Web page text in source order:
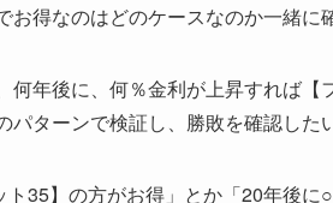
得なのはどのケースなのか一緒に
何年後に、何％金利が上昇すれば【
パターンで検証し、勝敗を確認した
ト35】の方がお得」とか「20年後